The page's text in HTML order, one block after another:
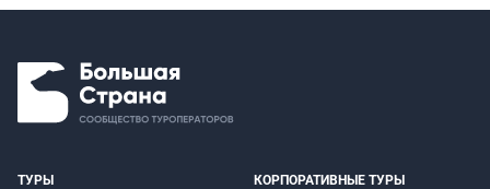
ТУРЫ КОРПОРАТИВНЫЕ ТУРЫ